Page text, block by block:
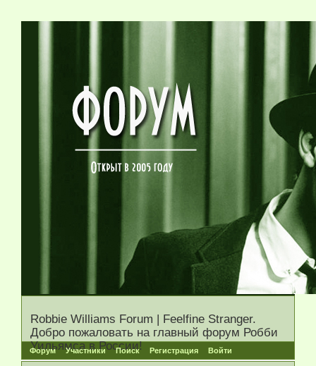
Robbie Williams Forum | Feelfine Stranger.
Добро пожаловать на главный форум Робби
Уильямса в России!
Форум Участники Поиск Регистрация Войти